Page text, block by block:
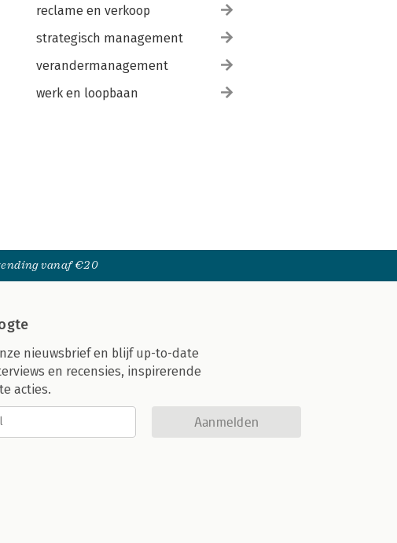
reclame en verkoop
strategisch management
verandermanagement
werk en loopbaan
vanaf €20
nieuwsbrief en blijf up-to-date
en recensies, inspirerende
acties.
Aanmelden